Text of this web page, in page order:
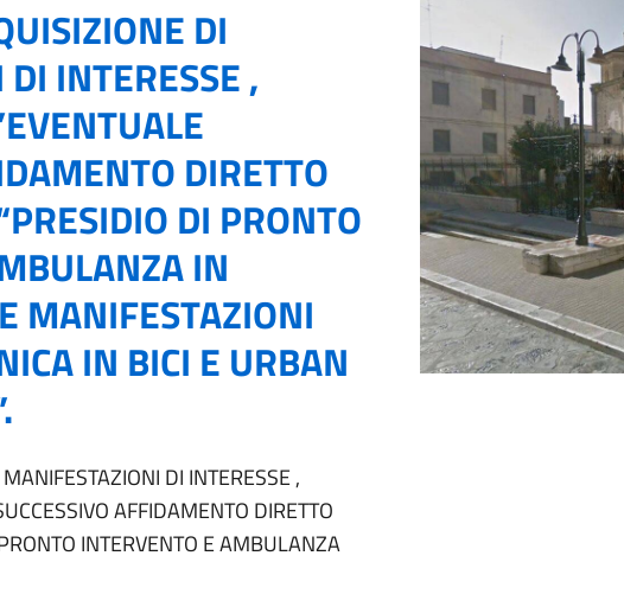
DI
INTERESSE ,
DIRETTO
DI PRONTO
IN
MANIFESTAZIONI
IN BICI E URBAN
DI INTERESSE ,
AFFIDAMENTO DIRETTO
INTERVENTO E AMBULANZA